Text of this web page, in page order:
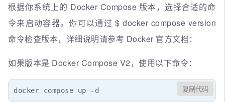
根据你系统上的 Docker Compose 版本，选择合适的命
令来启动容器。你可以通过 $ docker compose version
命令检查版本，详细说明请参考 Docker 官方文档：
如果版本是 Docker Compose V2，使用以下命令：
docker compose up -d 复制代码